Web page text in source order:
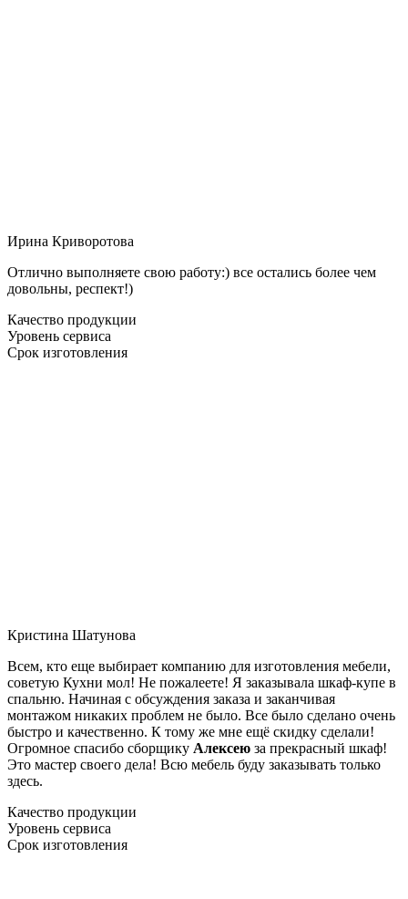
Ирина Криворотова
Отлично выполняете свою работу:) все остались более чем
довольны, респект!)
Качество продукции
Уровень сервиса
Срок изготовления
Кристина Шатунова
Всем, кто еще выбирает компанию для изготовления мебели,
советую Кухни мол! Не пожалеете! Я заказывала шкаф-купе в
спальню. Начиная с обсуждения заказа и заканчивая
монтажом никаких проблем не было. Все было сделано очень
быстро и качественно. К тому же мне ещё скидку сделали!
Огромное спасибо сборщику Алексею за прекрасный шкаф!
Это мастер своего дела! Всю мебель буду заказывать только
здесь.
Качество продукции
Уровень сервиса
Срок изготовления